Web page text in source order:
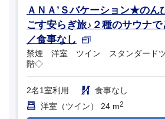
ＡＮＡ’Ｓバケーション★の
ごす安らぎ旅♪２種のサウナ
／食事なし
禁煙 洋室 ツイン スタンダード
階◇
2名1室利用
食事なし
洋室（ツイン） 24 m2